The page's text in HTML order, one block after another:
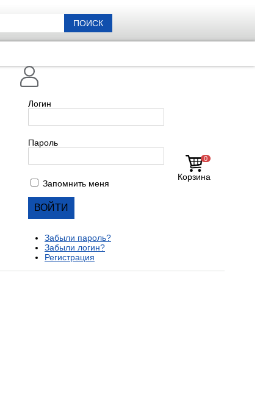
ПОИСК
0
Корзина
Логин
Пароль
Запомнить меня
Забыли пароль?
Забыли логин?
Регистрация